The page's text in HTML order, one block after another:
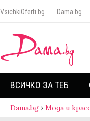
VsichkiOferti.bg Dama.bg
ВСИЧКО ЗА ТЕБ
Dama.bg › Мода и